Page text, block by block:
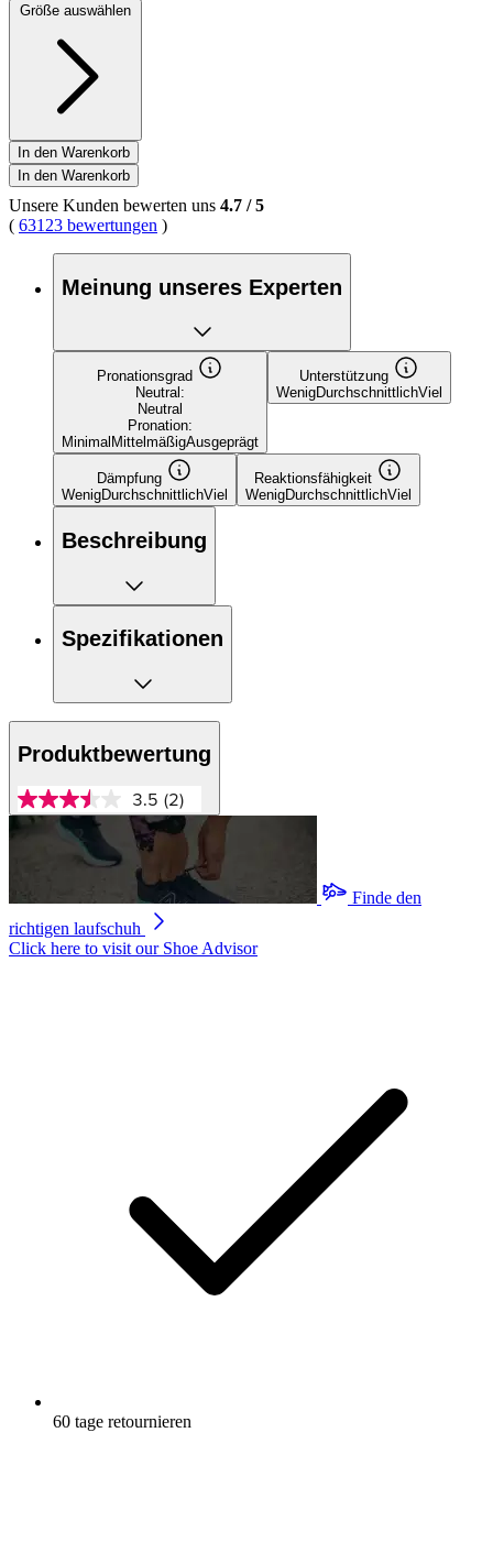
Größe auswählen
In den Warenkorb
In den Warenkorb
Unsere Kunden bewerten uns 4.7 /5
( 63123 bewertungen )
Meinung unseres Experten
Pronationsgrad
Neutral:
Neutral
Pronation:
Minimal MittelmäßigAusgeprägt
Unterstützung
WenigDurchschnittlichViel
Dämpfung
WenigDurchschnittlichViel
Reaktionsfähigkeit
WenigDurchschnittlichViel
Beschreibung
Spezifikationen
Produktbewertung
3.5
von
Sternen,
Durchschnittswert
der
Read
2
3.5 (2)
Finde den
richtigen laufschuh
Click here to visit our Shoe Advisor
60 tage retournieren